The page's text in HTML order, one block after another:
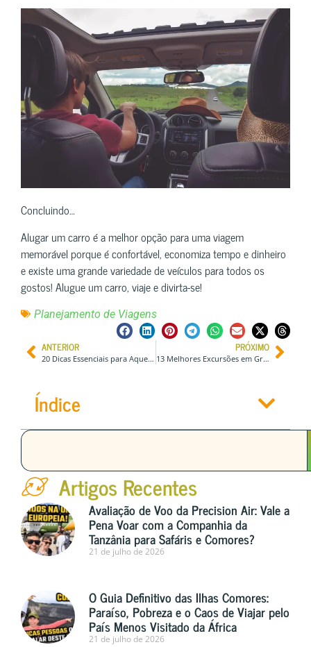
Concluindo…
Alugar um carro é a melhor opção para uma viagem
memorável porque é confortável, economiza tempo e dinheiro
e existe uma grande variedade de veículos para todos os
gostos! Alugue um carro, viaje e divirta-se!
Planejamento de Viagens
ANTERIOR
20 Dicas Essenciais para Aqueles que Vão Para a Suíça Pela Primeira Vez
PRÓXIMO
13 Melhores Excursões em Grupo p/ Explorar o Vietnã (Preços e Itinerários)
Índice
Artigos Recentes
Avaliação de Voo da Precision Air: Vale a
Pena Voar com a Companhia da
Tanzânia para Safáris e Comores?
21 de julho de 2026
O Guia Definitivo das Ilhas Comores:
Paraíso, Pobreza e o Caos de Viajar pelo
País Menos Visitado da África
21 de julho de 2026